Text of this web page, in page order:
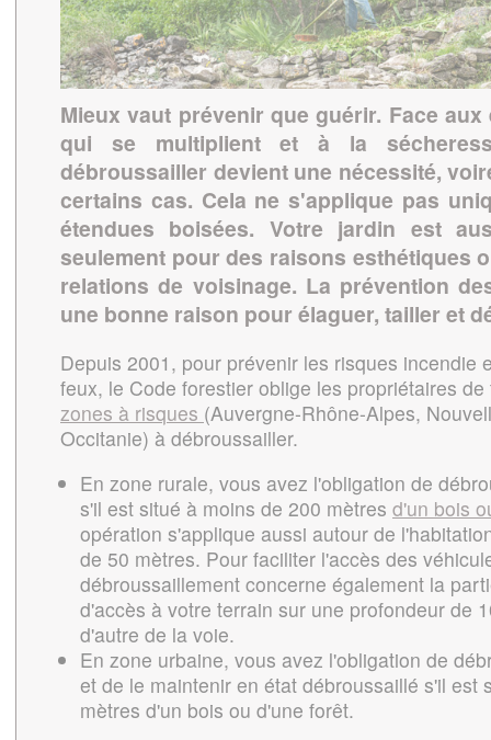
Mieux vaut prévenir que guérir. Face
qui se multiplient et à la
débroussailler devient une nécessité,
certains cas. Cela ne s'applique pas
étendues boisées. Votre jardin est
seulement pour des raisons esthétiques
relations de voisinage. La prévention
une bonne raison pour élaguer, tailler et
Depuis 2001, pour prévenir les risques incendie
feux, le Code forestier oblige les propriétaires
zones à risques (Auvergne-Rhône-Alpes,
Occitanie) à débroussailler.
En zone rurale, vous avez l'obligation de
s'il est situé à moins de 200 mètres d'un bois
opération s'applique aussi autour de
de 50 mètres. Pour faciliter l'accès des
débroussaillement concerne également la
d'accès à votre terrain sur une profondeur de
d'autre de la voie.
En zone urbaine, vous avez l'obligation de
et de le maintenir en état débroussaillé s'il est
mètres d'un bois ou d'une forêt.